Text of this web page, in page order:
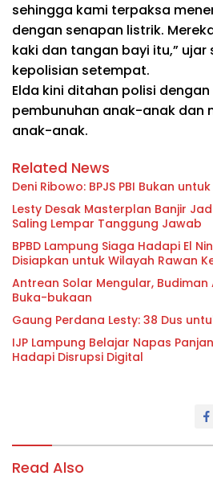
sehingga kami terpaksa
dengan senapan listrik.
kaki dan tangan bayi itu,”
kepolisian setempat.
Elda kini ditahan polisi
pembunuhan anak-anak dan
anak-anak.
Related News
Deni Ribowo: BPJS PBI Bukan
Lesty Desak Masterplan Banjir
Saling Lempar Tanggung Jawab
BPBD Lampung Siaga Hadapi El
Disiapkan untuk Wilayah Rawan
Antrean Solar Mengular, Budiman
Buka-bukaan
Gaung Perdana Lesty: 38 Dus
IJP Lampung Belajar Napas
Hadapi Disrupsi Digital
Read Also